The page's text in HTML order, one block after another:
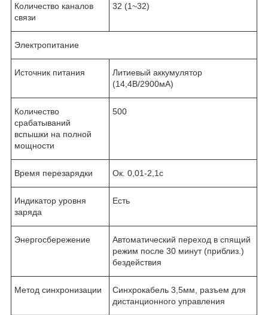
Количество каналов
связи
32 (1~32)
Электропитание
Источник питания
Литиевый аккумулятор
(14,4В/2900мА)
Количество
срабатываний
вспышки на полной
мощности
500
Время перезарядки Ок. 0,01-2,1с
Индикатор уровня
заряда
Есть
Энергосбережение
Автоматический переход в спящий
режим после 30 минут (приблиз.)
бездействия
Метод синхронизации
Синхрокабель 3,5мм, разъем для
дистанционного управления